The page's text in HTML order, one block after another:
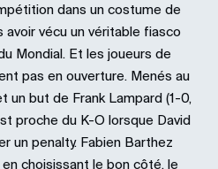
dans un costume de
vécu un véritable fiasco
Mondial. Et les joueurs de
pas en ouverture. Menés au
un but de Frank Lampard (1-0,
proche du K-O lorsque David
un penalty. Fabien Barthez
choisissant le bon côté, le